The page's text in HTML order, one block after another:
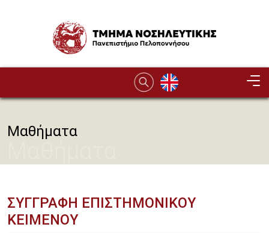
Image
Μαθήματα
ΣΥΓΓΡΑΦΗ ΕΠΙΣΤΗΜΟΝΙΚΟΥ
ΚΕΙΜΕΝΟΥ